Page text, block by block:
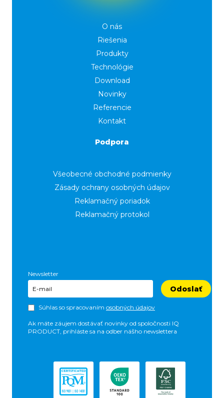
O nás
Riešenia
Produkty
Technológie
Download
Novinky
Referencie
Kontakt
Podpora
Všeobecné obchodné podmienky
Zásady ochrany osobných údajov
Reklamačný poriadok
Reklamačný protokol
Newsletter
Odoslať
Súhlas so spracovaním osobných údajov
Ak máte záujem dostávať novinky od spoločnosti IQ
PRODUCT, prihláste sa na odber nášho newslettera